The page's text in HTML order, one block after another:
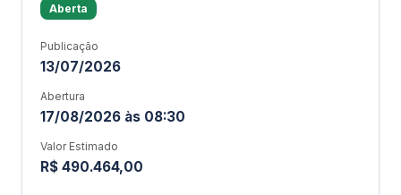
Aberta
Publicação
13/07/2026
Abertura
17/08/2026 às 08:30
Valor Estimado
R$ 490.464,00